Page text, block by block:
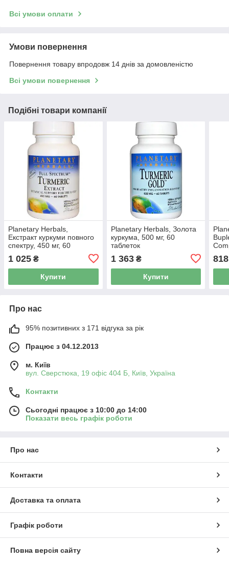
Всі умови оплати
Умови повернення
Повернення товару впродовж 14 днів за домовленістю
Всі умови повернення
Подібні товари компанії
Planetary Herbals,
Екстракт куркуми повного
спектру, 450 мг, 60
1 025 ₴
Купити
Planetary Herbals, Золота
куркума, 500 мг, 60
таблеток
1 363₴
Купити
мг,
818
Про нас
95% позитивних з 171 відгука за рік
Працює з 04.12.2013
м. Київ
вул. Сверстюка, 19 офіс 404 Б, Київ, Україна
Контакти
Сьогодні працює з 10:00 до 14:00
Показати весь графік роботи
Про нас
Контакти
Доставка та оплата
Графік роботи
Повна версія сайту